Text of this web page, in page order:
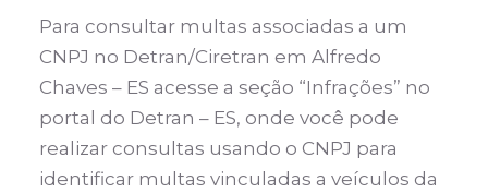
Para consultar multas associadas a um
CNPJ no Detran/Ciretran em Alfredo
Chaves – ES acesse a seção “Infrações” no
portal do Detran – ES, onde você pode
realizar consultas usando o CNPJ para
identificar multas vinculadas a veículos da